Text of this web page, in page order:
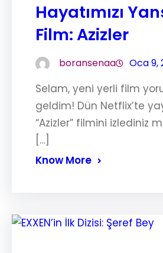
Hayatımızı
Film: Azizler
boransenaa Oca 9,
Selam, yeni yerli film
geldim! Dün Netflix’te
“Azizler” filmini izlediniz
[…]
Know More